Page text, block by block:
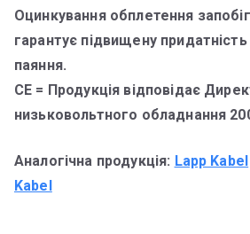
Оцинкування обплетення
гарантує підвищену
паяння.
CE = Продукція відповідає
низьковольтного обладнання
Аналогічна продукція: Lapp Kabel
Kabel